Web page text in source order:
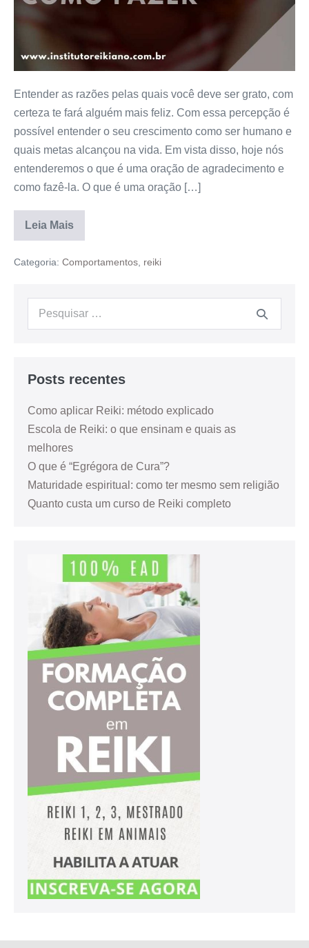
Entender as razões pelas quais você deve ser grato, com
certeza te fará alguém mais feliz. Com essa percepção é
possível entender o seu crescimento como ser humano e
quais metas alcançou na vida. Em vista disso, hoje nós
entenderemos o que é uma oração de agradecimento e
como fazê-la. O que é uma oração […]
Leia Mais
Categoria: Comportamentos reiki
Posts recentes
Como aplicar Reiki: método explicado
Escola de Reiki: o que ensinam e quais as
melhores
O que é “Egrégora de Cura”?
Maturidade espiritual: como ter mesmo sem religião
Quanto custa um curso de Reiki completo